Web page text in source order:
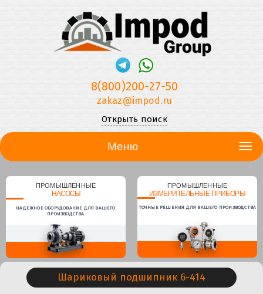
8(800)200-27-50
zakaz@impod.ru
Открыть поиск
Меню
ПРОМЫШЛЕННЫЕ
НАСОСЫ
НАДЕЖНОЕ ОБОРУДОВАНИЕ ДЛЯ ВАШЕГО
ПРОИЗВОДСТВА
ПРОМЫШЛЕННЫЕ
ИЗМЕРИТЕЛЬНЫЕ ПРИБОРЫ
ТОЧНЫЕ РЕШЕНИЯ ДЛЯ ВАШЕГО ПРОИЗВОДСТВА
Шариковый подшипник 6-414